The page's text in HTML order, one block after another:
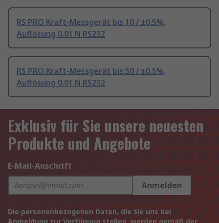
RS PRO Kraft-Messgerät bis 10 / ±0.5%,
Auflösung 0.01 N RS232
RS PRO Kraft-Messgerät bis 50 / ±0.5%,
Auflösung 0.01 N RS232
Exklusiv für Sie unsere neuesten
Produkte und Angebote
E-Mail-Anschrift
Anmelden
Die personenbezogenen Daten, die Sie uns bei